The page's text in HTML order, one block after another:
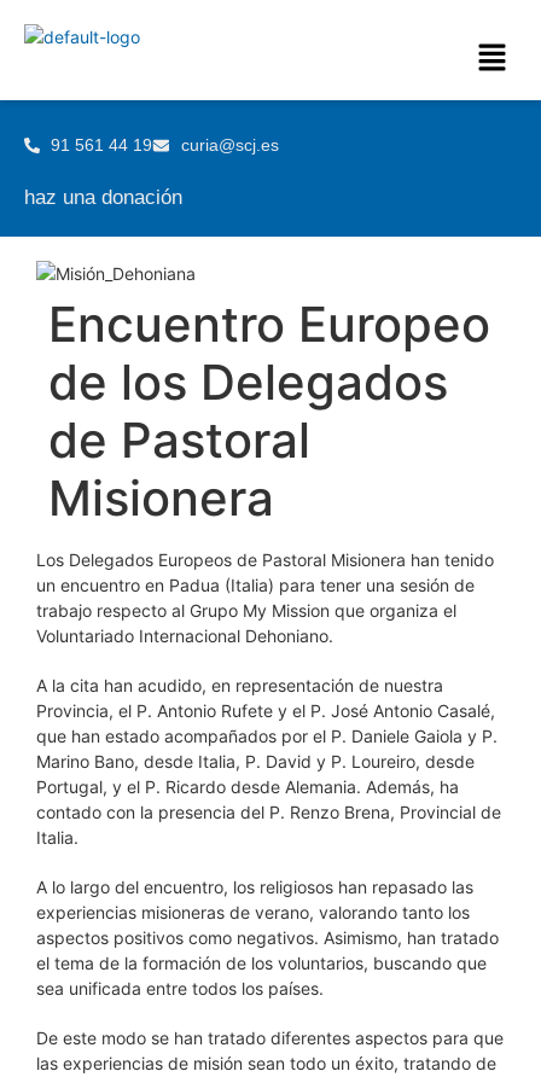
91 561 44 19 curia@scj.es
haz una donación
Encuentro Europeo
de los Delegados
de Pastoral
Misionera
Los Delegados Europeos de Pastoral Misionera han tenido
un encuentro en Padua (Italia) para tener una sesión de
trabajo respecto al Grupo My Mission que organiza el
Voluntariado Internacional Dehoniano.
A la cita han acudido, en representación de nuestra
Provincia, el P. Antonio Rufete y el P. José Antonio Casalé,
que han estado acompañados por el P. Daniele Gaiola y P.
Marino Bano, desde Italia, P. David y P. Loureiro, desde
Portugal, y el P. Ricardo desde Alemania. Además, ha
contado con la presencia del P. Renzo Brena, Provincial de
Italia.
A lo largo del encuentro, los religiosos han repasado las
experiencias misioneras de verano, valorando tanto los
aspectos positivos como negativos. Asimismo, han tratado
el tema de la formación de los voluntarios, buscando que
sea unificada entre todos los países.
De este modo se han tratado diferentes aspectos para que
las experiencias de misión sean todo un éxito, tratando de